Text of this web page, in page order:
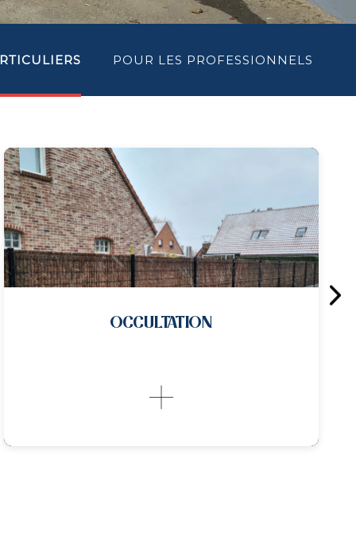
POUR LES PROFESSIONNELS